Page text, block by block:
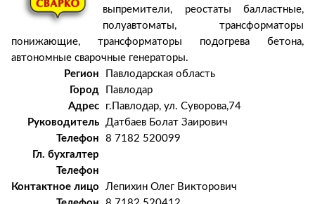
выпремители, реостаты балластные,
полуавтоматы, трансформаторы
понижающие, трансформаторы подогрева бетона,
автономные сварочные генераторы.
Регион
Павлодарская область
Город
Павлодар
Адрес
г.Павлодар, ул. Суворова,74
Руководитель Датбаев Болат Заирович
Телефон
8 7182 520099
Гл. бухгалтер
Телефон
Контактное лицо
Лепихин Олег Викторович